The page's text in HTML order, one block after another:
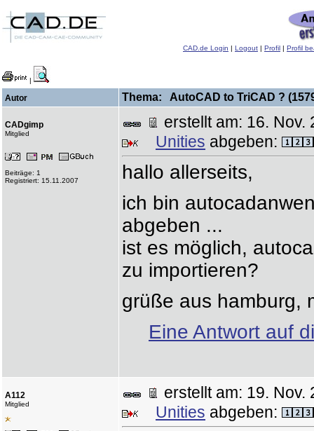
CAD.de Login | Logout | Profil | Profil
|
Autor Thema: AutoCAD to TriCAD ?
CADgimp
Mitglied
Beiträge: 1
Registriert: 15.11.2007
erstellt am: 16.
Unities abgeben:
hallo allerseits,
ich bin
abgeben ...
ist es möglich,
zu importieren?
grüße aus hamburg,
Eine Antwort auf
A112
Mitglied
erstellt am: 19.
Unities abgeben: